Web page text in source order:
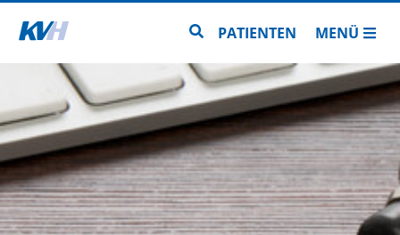
Zur Startseite Zur Seitensuche
PATIENTEN MENÜ